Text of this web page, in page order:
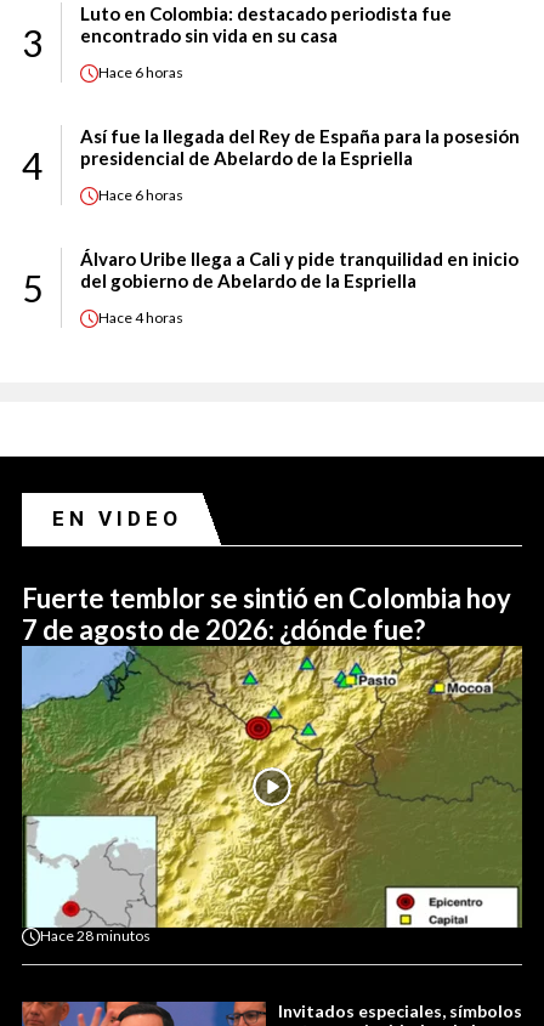
3
Luto en Colombia: destacado periodista fue
encontrado sin vida en su casa
Hace 6 horas
4
Así fue la llegada del Rey de España para la posesión
presidencial de Abelardo de la Espriella
Hace 6 horas
5
Álvaro Uribe llega a Cali y pide tranquilidad en inicio
del gobierno de Abelardo de la Espriella
Hace4 horas
EN VIDEO
Fuerte temblor se sintió en Colombia hoy
7 de agosto de 2026: ¿dónde fue?
Hace28 minutos
Invitados especiales, símbolos